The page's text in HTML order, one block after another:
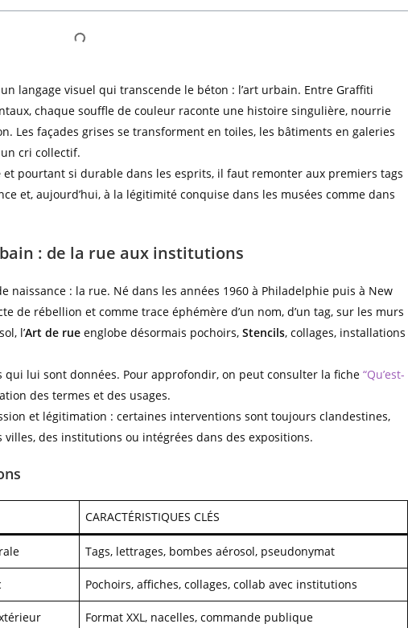
langage visuel qui transcende le béton : l’art urbain. Entre Graffiti
chaque souffle de couleur raconte une histoire singulière, nourrie
Les façades grises se transforment en toiles, les bâtiments en galeries
cri collectif.
et pourtant si durable dans les esprits, il faut remonter aux premiers tags
et, aujourd’hui, à la légitimité conquise dans les musées comme dans
: de la rue aux institutions
naissance : la rue. Né dans les années 1960 à Philadelphie puis à New
de rébellion et comme trace éphémère d’un nom, d’un tag, sur les murs
l’Art de rue englobe désormais pochoirs, Stencils, collages, installations
lui sont données. Pour approfondir, on peut consulter la fiche “Qu’est-
des termes et des usages.
et légitimation : certaines interventions sont toujours clandestines,
des institutions ou intégrées dans des expositions.
CARACTÉRISTIQUES CLÉS
Tags, lettrages, bombes aérosol, pseudonymat
Pochoirs, affiches, collages, collab avec institutions
Format XXL, nacelles, commande publique